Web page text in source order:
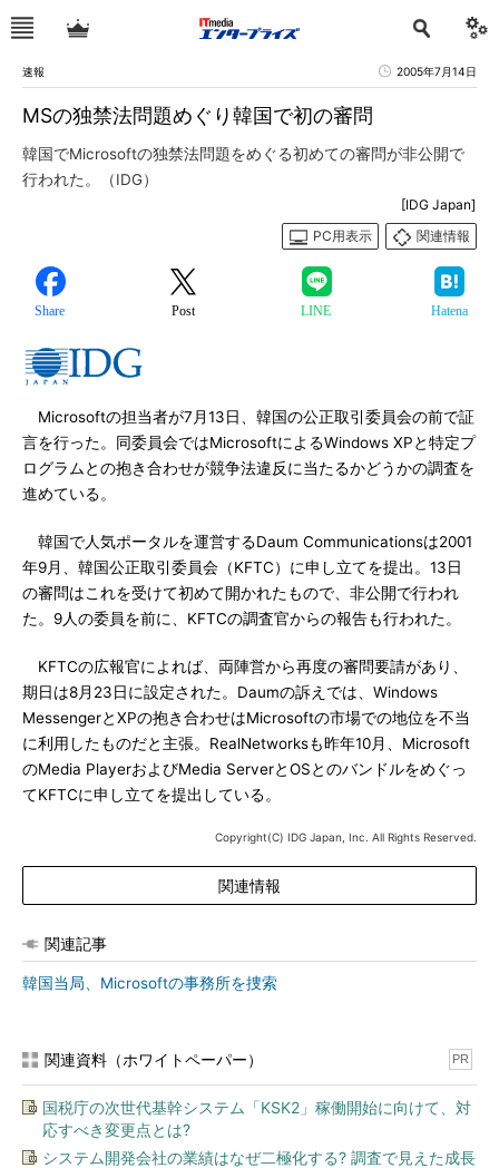
速報 2005年7月14日
MSの独禁法問題めぐり韓国で初の審問
韓国でMicrosoftの独禁法問題をめぐる初めての審問が非公開で
行われた。（IDG）
[IDG Japan]
PC用表示
関連情報
Share Post LINE Hatena
Microsoftの担当者が7月13日、韓国の公正取引委員会の前で証
言を行った。同委員会ではMicrosoftによるWindows XPと特定プ
ログラムとの抱き合わせが競争法違反に当たるかどうかの調査を
進めている。
韓国で人気ポータルを運営するDaum Communicationsは2001
年9月、韓国公正取引委員会（KFTC）に申し立てを提出。13日
の審問はこれを受けて初めて開かれたもので、非公開で行われ
た。9人の委員を前に、KFTCの調査官からの報告も行われた。
KFTCの広報官によれば、両陣営から再度の審問要請があり、
期日は8月23日に設定された。Daumの訴えでは、Windows
MessengerとXPの抱き合わせはMicrosoftの市場での地位を不当
に利用したものだと主張。RealNetworksも昨年10月、Microsoft
のMedia PlayerおよびMedia ServerとOSとのバンドルをめぐっ
てKFTCに申し立てを提出している。
Copyright(C) IDG Japan, Inc. All Rights Reserved.
関連情報
関連記事
韓国当局、Microsoftの事務所を捜索
関連資料（ホワイトペーパー） PR
国税庁の次世代基幹システム「KSK2」稼働開始に向けて、対
応すべき変更点とは?
システム開発会社の業績はなぜ二極化する? 調査で見えた成長